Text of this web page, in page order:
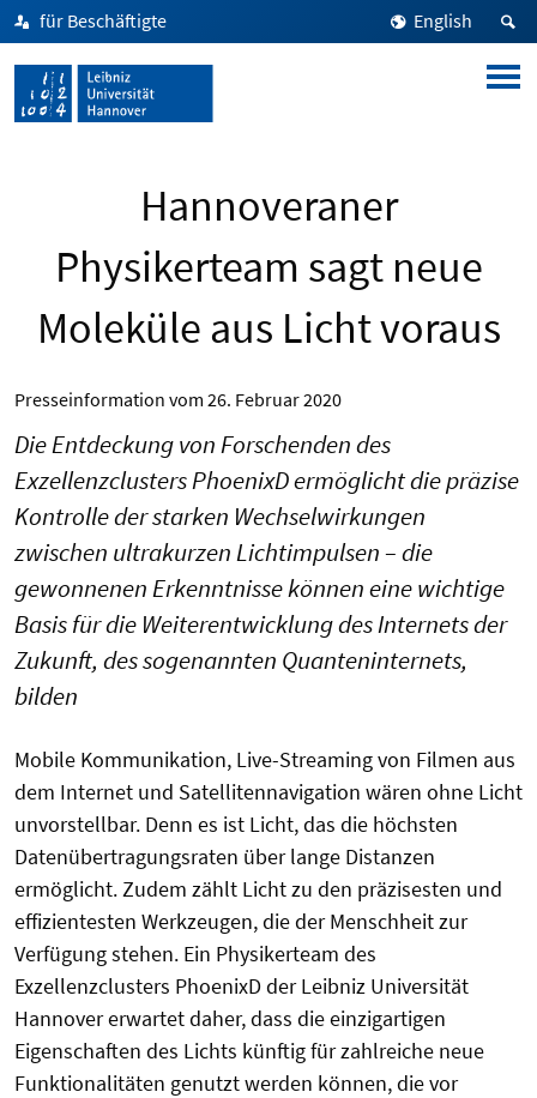
für Beschäftigte English
Hannoveraner
Physikerteam sagt neue
Moleküle aus Licht voraus
Presseinformation vom 26. Februar 2020
Die Entdeckung von Forschenden des
Exzellenzclusters PhoenixD ermöglicht die präzise
Kontrolle der starken Wechselwirkungen
zwischen ultrakurzen Lichtimpulsen – die
gewonnenen Erkenntnisse können eine wichtige
Basis für die Weiterentwicklung des Internets der
Zukunft, des sogenannten Quanteninternets,
bilden
Mobile Kommunikation, Live-Streaming von Filmen aus
dem Internet und Satellitennavigation wären ohne Licht
unvorstellbar. Denn es ist Licht, das die höchsten
Datenübertragungsraten über lange Distanzen
ermöglicht. Zudem zählt Licht zu den präzisesten und
effizientesten Werkzeugen, die der Menschheit zur
Verfügung stehen. Ein Physikerteam des
Exzellenzclusters PhoenixD der Leibniz Universität
Hannover erwartet daher, dass die einzigartigen
Eigenschaften des Lichts künftig für zahlreiche neue
Funktionalitäten genutzt werden können, die vor